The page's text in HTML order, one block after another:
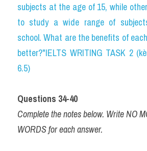
subjects at the age of 15, while
to study a wide range of
school. What are the benefits of
better?"IELTS WRITING TASK 2
6.5)
Questions 34-40
Complete the notes below. Write NO
WORDS for each answer.